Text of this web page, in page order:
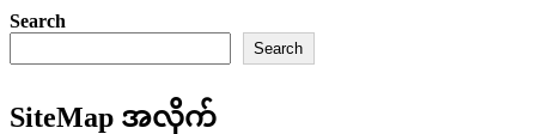
Search
Search
SiteMap အလိုက်